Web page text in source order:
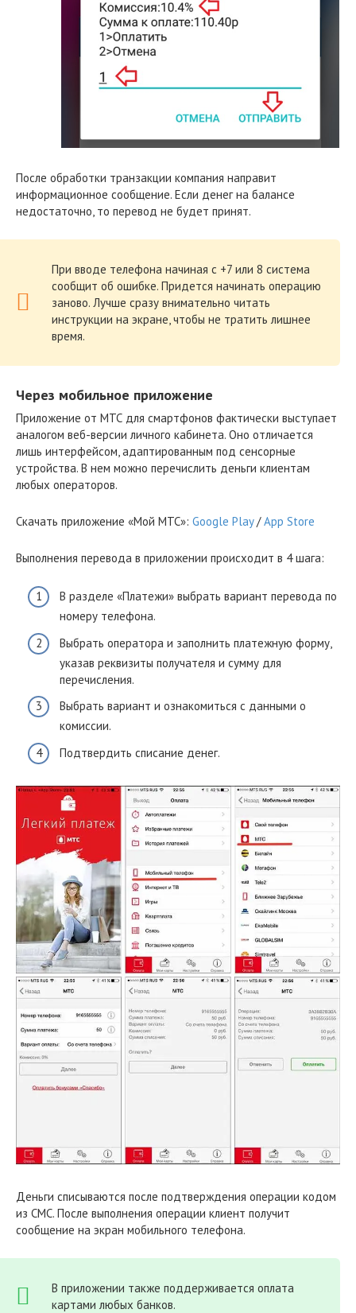
После обработки транзакции компания направит
информационное сообщение. Если денег на балансе
недостаточно, то перевод не будет принят.
При вводе телефона начиная с +7 или 8 система
сообщит об ошибке. Придется начинать операцию
заново. Лучше сразу внимательно читать
инструкции на экране, чтобы не тратить лишнее
время.
Через мобильное приложение
Приложение от МТС для смартфонов фактически выступает
аналогом веб-версии личного кабинета. Оно отличается
лишь интерфейсом, адаптированным под сенсорные
устройства. В нем можно перечислить деньги клиентам
любых операторов.
Скачать приложение «Мой МТС»: Google Play/App Store
Выполнения перевода в приложении происходит в 4 шага:
В разделе «Платежи» выбрать вариант перевода по
номеру телефона.
Выбрать оператора и заполнить платежную форму,
указав реквизиты получателя и сумму для
перечисления.
Выбрать вариант и ознакомиться с данными о
комиссии.
Подтвердить списание денег.
Деньги списываются после подтверждения операции кодом
из СМС. После выполнения операции клиент получит
сообщение на экран мобильного телефона.
В приложении также поддерживается оплата
картами любых банков.